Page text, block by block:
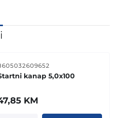
kanap 5,0x100
KM